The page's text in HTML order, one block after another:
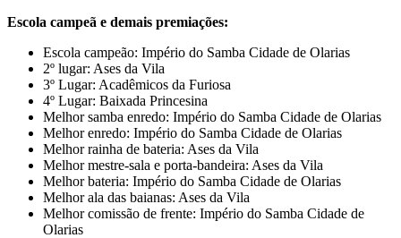
Escola campeã e demais premiações:
Escola campeão: Império do Samba Cidade de Olarias
2º lugar: Ases da Vila
3º Lugar: Acadêmicos da Furiosa
4º Lugar: Baixada Princesina
Melhor samba enredo: Império do Samba Cidade de Olarias
Melhor enredo: Império do Samba Cidade de Olarias
Melhor rainha de bateria: Ases da Vila
Melhor mestre-sala e porta-bandeira: Ases da Vila
Melhor bateria: Império do Samba Cidade de Olarias
Melhor ala das baianas: Ases da Vila
Melhor comissão de frente: Império do Samba Cidade de
Olarias